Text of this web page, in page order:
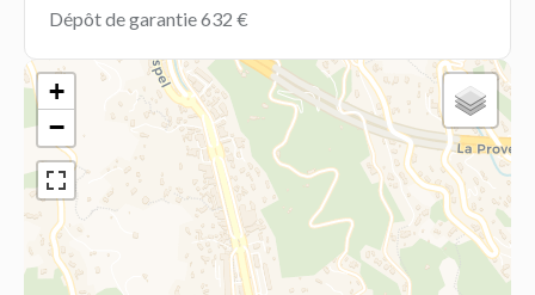
Dépôt de garantie632 €
+
−